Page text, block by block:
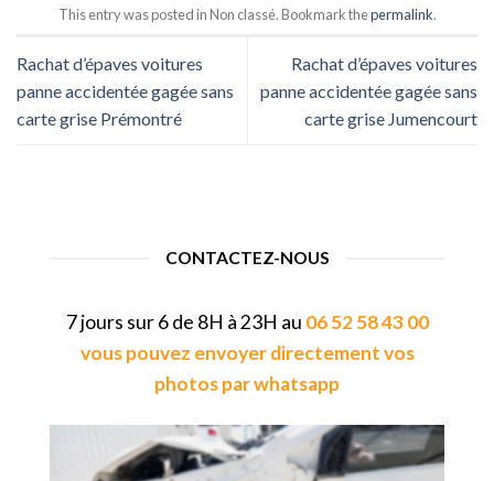
This entry was posted in Non classé. Bookmark thepermalink.
Rachat d’épaves voitures
panne accidentée gagée sans
carte grise Prémontré
Rachat d’épaves voitures
panne accidentée gagée sans
carte grise Jumencourt
CONTACTEZ-NOUS
7 jours sur 6 de 8H à 23H au 06 52 58 43 00
vous pouvez envoyer directement vos
photos par whatsapp